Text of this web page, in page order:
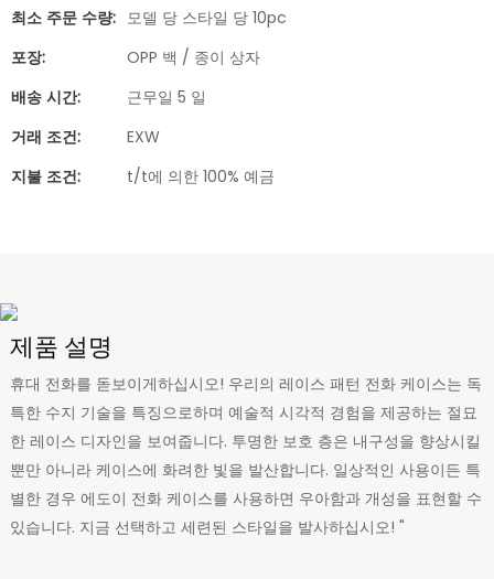
최소 주문 수량: 모델 당 스타일 당 10pc
포장:
OPP 백 / 종이 상자
배송 시간:
근무일 5 일
거래 조건:
EXW
지불 조건:
t/t에 의한 100% 예금
제품 설명
휴대 전화를 돋보이게하십시오! 우리의 레이스 패턴 전화 케이스는 독
특한 수지 기술을 특징으로하며 예술적 시각적 경험을 제공하는 절묘
한 레이스 디자인을 보여줍니다. 투명한 보호 층은 내구성을 향상시킬
뿐만 아니라 케이스에 화려한 빛을 발산합니다. 일상적인 사용이든 특
별한 경우 에도이 전화 케이스를 사용하면 우아함과 개성을 표현할 수
있습니다. 지금 선택하고 세련된 스타일을 발사하십시오! "